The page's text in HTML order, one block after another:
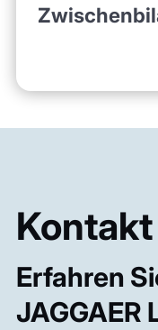
Erfahren
JAGGAER